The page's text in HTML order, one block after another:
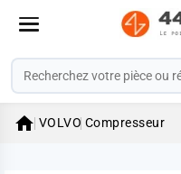
 VOLVO Compresseur